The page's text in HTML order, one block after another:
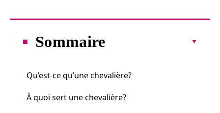
Sommaire
Qu’est-ce qu’une chevalière?
À quoi sert une chevalière?